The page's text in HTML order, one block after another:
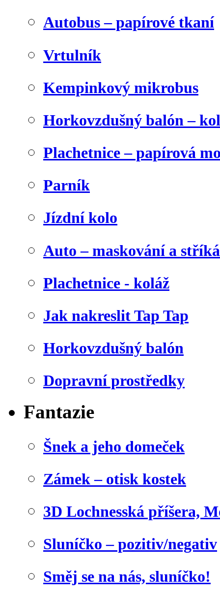
Autobus – papírové tkaní
Vrtulník
Kempinkový mikrobus
Horkovzdušný balón –
Plachetnice – papírová
Parník
Jízdní kolo
Auto – maskování a
Plachetnice - koláž
Jak nakreslit Tap Tap
Horkovzdušný balón
Dopravní prostředky
Fantazie
Šnek a jeho domeček
Zámek – otisk kostek
3D Lochnesská příšera,
Sluníčko – pozitiv/negativ
Směj se na nás, sluníčko!